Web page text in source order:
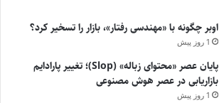
اوبر چگونه با «مهندسی رفتار»، بازار را تسخیر کرد؟
1 روز پیش
پایان عصر «محتوای زباله» (Slop)؛ تغییر پارادایم
بازاریابی در عصر هوش مصنوعی
1 روز پیش